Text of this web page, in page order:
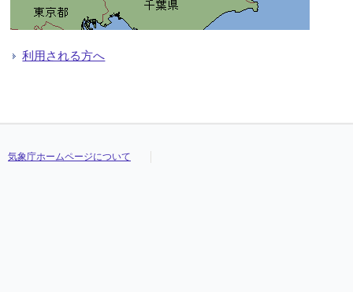
利用される方へ
気象庁ホームページについて